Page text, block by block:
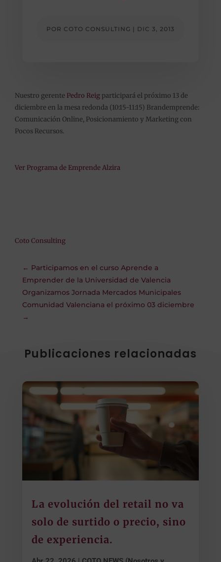
POR COTO CONSULTING | DIC 3, 2013
Nuestro gerente Pedro Reigparticipará el próximo 13 de
diciembre en la mesa redonda (10:15-11:15) Brandemprende:
Comunicación Online, Posicionamiento y Marketing con
Pocos Recursos.
Ver Programa de Emprende Alzira
Coto Consulting
← Participamos en el curso Aprende a
Emprender de la Universidad de Valencia
Organizamos Jornada Mercados Municipales
Comunidad Valenciana el próximo 03 diciembre
→
Publicaciones relacionadas
La evolución del retail no va
solo de surtido o precio, sino
de experiencia.